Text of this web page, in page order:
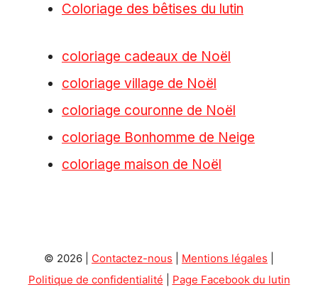
Coloriage des bêtises du lutin
coloriage cadeaux de Noël
coloriage village de Noël
coloriage couronne de Noël
coloriage Bonhomme de Neige
coloriage maison de Noël
© 2026 | Contactez-nous Mentions légales
Politique de confidentialité
Page Facebook du lutin